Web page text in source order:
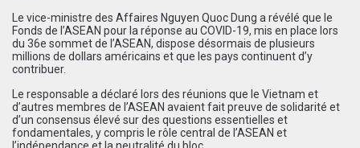
Le vice-ministre des Affaires Nguyen Quoc Dung a révélé que le
Fonds de l’ASEAN pour la réponse au COVID-19, mis en place lors
du 36e sommet de l’ASEAN, dispose désormais de plusieurs
millions de dollars américains et que les pays continuent d’y
contribuer.
Le responsable a déclaré lors des réunions que le Vietnam et
d’autres membres de l’ASEAN avaient fait preuve de solidarité et
d’un consensus élevé sur des questions essentielles et
fondamentales, y compris le rôle central de l’ASEAN et
l’indépendance et la neutralité du bloc.